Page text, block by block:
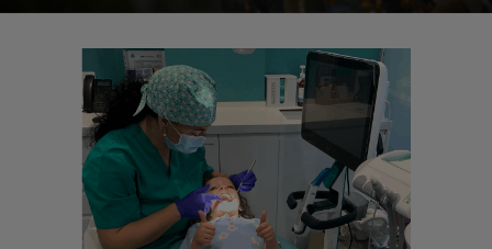
EQUIPO
NOVEDADES
CONTACTO